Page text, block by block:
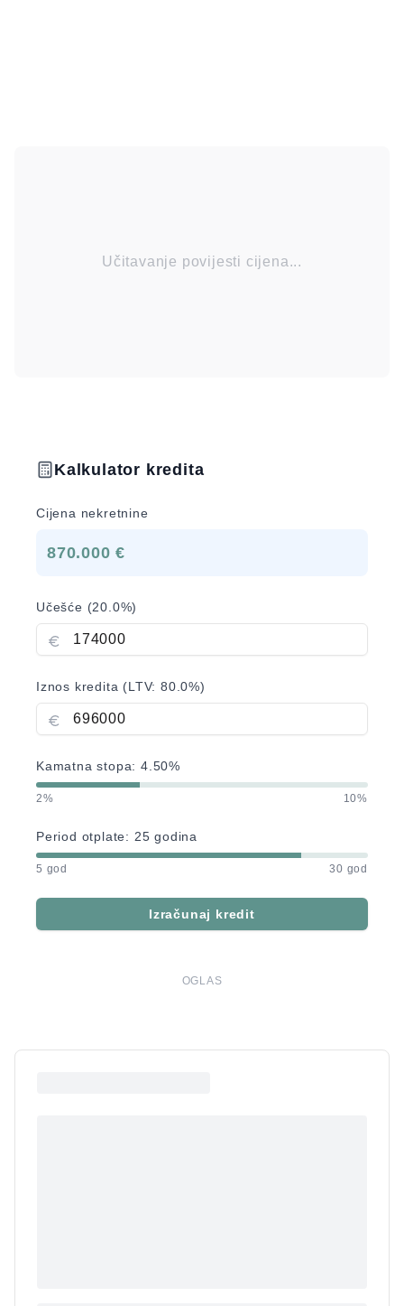
Učitavanje povijesti cijena...
Kalkulator kredita
Cijena nekretnine
870.000 €
Učešće (20.0%)
Iznos kredita (LTV:80.0%)
Kamatna stopa:4.50%
2% 10%
Period otplate: 25 godina
5 god 30 god
Izračunaj kredit
OGLAS